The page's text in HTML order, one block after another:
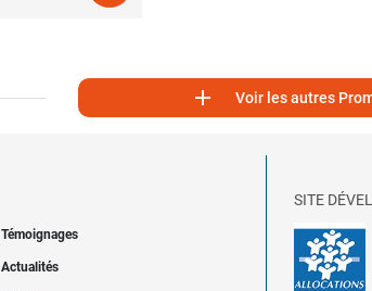
 Voir les autres
Témoignages
Actualités
SITE